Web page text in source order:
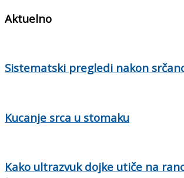
Aktuelno
Sistematski pregledi nakon
Kucanje srca u stomaku
Kako ultrazvuk dojke utiče na